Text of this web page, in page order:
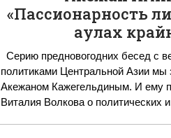
«Пассионарность
аулах
Cерию предновогодних бесед с
политиками Центральной Азии
Акежаном Кажегельдиным. И ему
Виталия Волкова о политических и